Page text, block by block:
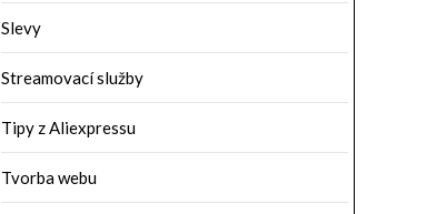
Slevy
Streamovací služby
Tipy z Aliexpressu
Tvorba webu